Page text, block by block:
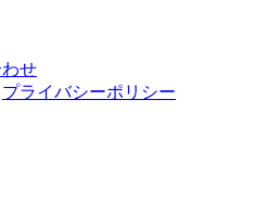
せ
プライバシーポリシー